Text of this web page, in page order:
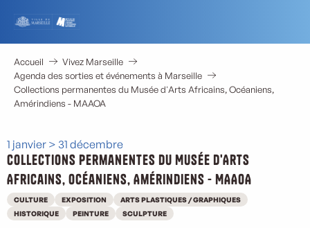
contenu
principal
Accueil
Vivez Marseille
Agenda des sorties et événements à Marseille
Collections permanentes du Musée d'Arts Africains, Océaniens,
Amérindiens - MAAOA
1 janvier > 31 décembre
Collections permanentes du Musée d'Arts
Africains, Océaniens, Amérindiens - MAAOA
CULTURE EXPOSITION
ARTS PLASTIQUES / GRAPHIQUES
HISTORIQUE
PEINTURE SCULPTURE